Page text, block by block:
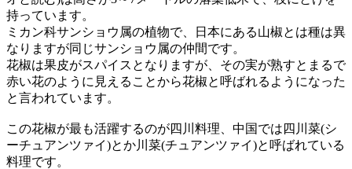
持っています。
ミカン科サンショウ属の植物で、日本にある山椒とは種は異
なりますが同じサンショウ属の仲間です。
花椒は果皮がスパイスとなりますが、その実が熟すとまるで
赤い花のように見えることから花椒と呼ばれるようになった
と言われています。
この花椒が最も活躍するのが四川料理、中国では四川菜(シ
ーチュアンツァイ)とか川菜(チュアンツァイ)と呼ばれている
料理です。